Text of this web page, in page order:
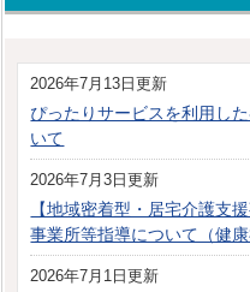
2026年7月13日更新
ぴったりサービスを利用し
いて
2026年7月3日更新
【地域密着型・居宅介護支
事業所等指導について（健康
2026年7月1日更新